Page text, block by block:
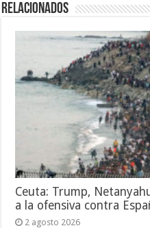
Relacionados
Ceuta: Trump,
a la ofensiva contra
2 agosto 2026